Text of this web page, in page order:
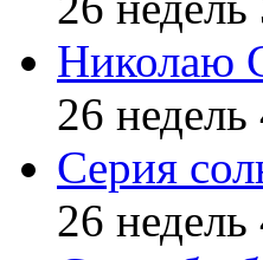
Николаю
26 недель
Серия
26 недель